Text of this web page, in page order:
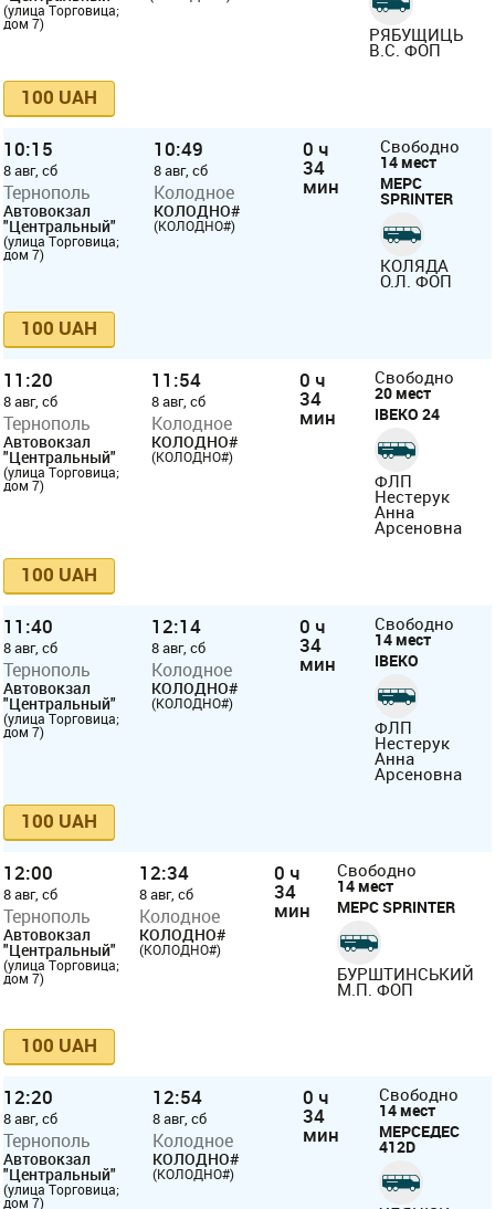
(улица Торговица;
дом 7)
РЯБУЩИЦЬ
В.С. ФОП
100 UAH
10:15
8 авг, сб
Тернополь
Автовокзал
"Центральный"
(улица Торговица;
дом 7)
10:49
8 авг, сб
Колодное
КОЛОДНО#
(КОЛОДНО#)
0 ч
34
мин
Свободно
14 мест
МЕРС
SPRINTER
КОЛЯДА
О.Л. ФОП
100 UAH
11:20
8 авг, сб
Тернополь
Автовокзал
"Центральный"
(улица Торговица;
дом 7)
11:54
8 авг, сб
Колодное
КОЛОДНО#
(КОЛОДНО#)
0 ч
34
мин
Свободно
20 мест
ІВЕКО 24
ФЛП
Нестерук
Анна
Арсеновна
100 UAH
11:40
8 авг, сб
Тернополь
Автовокзал
"Центральный"
(улица Торговица;
дом 7)
12:14
8 авг, сб
Колодное
КОЛОДНО#
(КОЛОДНО#)
0 ч
34
мин
Свободно
14 мест
ІВЕКО
ФЛП
Нестерук
Анна
Арсеновна
100 UAH
12:00
8 авг, сб
Тернополь
Автовокзал
"Центральный"
(улица Торговица;
дом 7)
12:34
8 авг, сб
Колодное
КОЛОДНО#
(КОЛОДНО#)
0 ч
34
мин
Свободно
14 мест
МЕРС SPRINTER
БУРШТИНСЬКИЙ
М.П. ФОП
100 UAH
12:20
8 авг, сб
Тернополь
Автовокзал
"Центральный"
(улица Торговица;
дом 7)
12:54
8 авг, сб
Колодное
КОЛОДНО#
(КОЛОДНО#)
0 ч
34
мин
Свободно
14 мест
МЕРСЕДЕС
412D